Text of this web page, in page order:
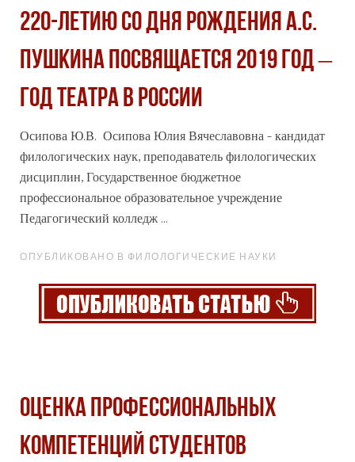
220-ЛЕТИЮ СО ДНЯ РОЖДЕНИЯ А.С.
ПУШКИНА ПОСВЯЩАЕТСЯ 2019 ГОД –
ГОД ТЕАТРА В РОССИИ
Осипова Ю.В. Осипова Юлия Вячеславовна - кандидат
филологических наук, преподаватель филологических
дисциплин, Государственное бюджетное
профессиональное образовательное учреждение
Педагогический колледж ...
ОПУБЛИКОВАНО В ФИЛОЛОГИЧЕСКИЕ НАУКИ
ОЦЕНКА ПРОФЕССИОНАЛЬНЫХ
КОМПЕТЕНЦИЙ СТУДЕНТОВ